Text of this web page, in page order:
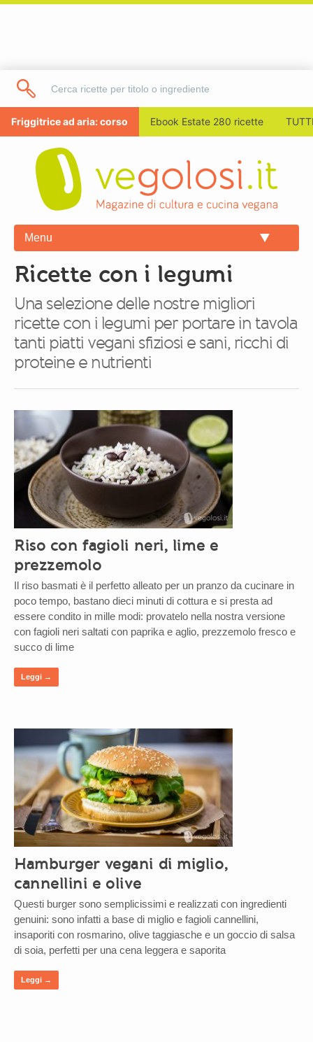
Friggitrice ad aria: corso Ebook Estate 280 ricette
Menu
Ricette con i legumi
Una selezione delle nostre migliori
ricette con i legumi per portare in tavola
tanti piatti vegani sfiziosi e sani, ricchi di
proteine e nutrienti
Riso con fagioli neri, lime e
prezzemolo
Il riso basmati è il perfetto alleato per un pranzo da cucinare in
poco tempo, bastano dieci minuti di cottura e si presta ad
essere condito in mille modi: provatelo nella nostra versione
con fagioli neri saltati con paprika e aglio, prezzemolo fresco e
succo di lime
Leggi →
Hamburger vegani di miglio,
cannellini e olive
Questi burger sono semplicissimi e realizzati con ingredienti
genuini: sono infatti a base di miglio e fagioli cannellini,
insaporiti con rosmarino, olive taggiasche e un goccio di salsa
di soia, perfetti per una cena leggera e saporita
Leggi →